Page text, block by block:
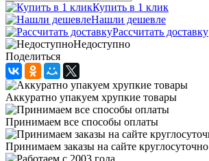
Купить в 1 клик
Нашли дешевле
Рассчитать доставку
Недоступно
Поделиться
Аккуратно упакуем хрупкие товары
Принимаем все способы оплаты
Принимаем заказы на сайте круглосуточно